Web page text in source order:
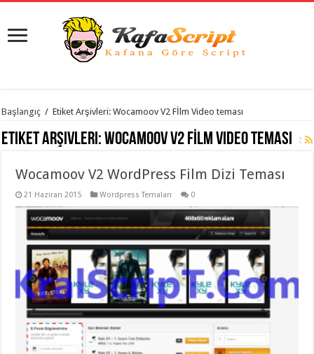
istanbul
evden
eve
organizasyon,
evden
taşımacılık,
taşımacılık,
gaziantep
evden
taşımacılık,
evden
taşımacılık,
gaziantep
Başlangıç / Etiket Arşivleri: Wocamoov V2 Fİlm Video teması
Etiket Arşivleri:Wocamoov V2 Fİlm Video teması
Wocamoov V2 WordPress Film Dizi Teması
21 Haziran 2015 Wordpress Temaları 0